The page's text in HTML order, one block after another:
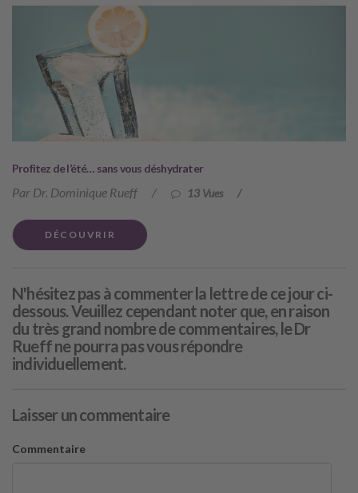
Profitez de l’été… sans vous déshydrater
Par Dr. Dominique Rueff / 13 Vues /
DÉCOUVRIR
N'hésitez pas à commenter la lettre de ce jour ci-
dessous. Veuillez cependant noter que, en raison
du très grand nombre de commentaires, le Dr
Rueff ne pourra pas vous répondre
individuellement.
Laisser un commentaire
Commentaire